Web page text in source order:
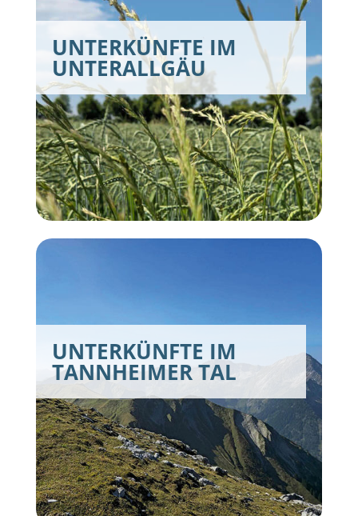
UNTERKÜNFTE IM
UNTERALLGÄU
UNTERKÜNFTE IM
TANNHEIMER TAL